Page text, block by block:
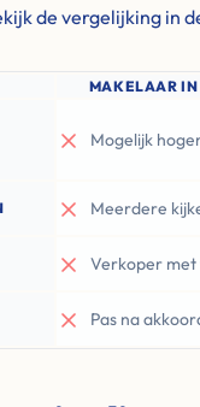
de vergelijking in
MAKELAAR
Mogelijk
Meerdere
Verkoper met
Pas na